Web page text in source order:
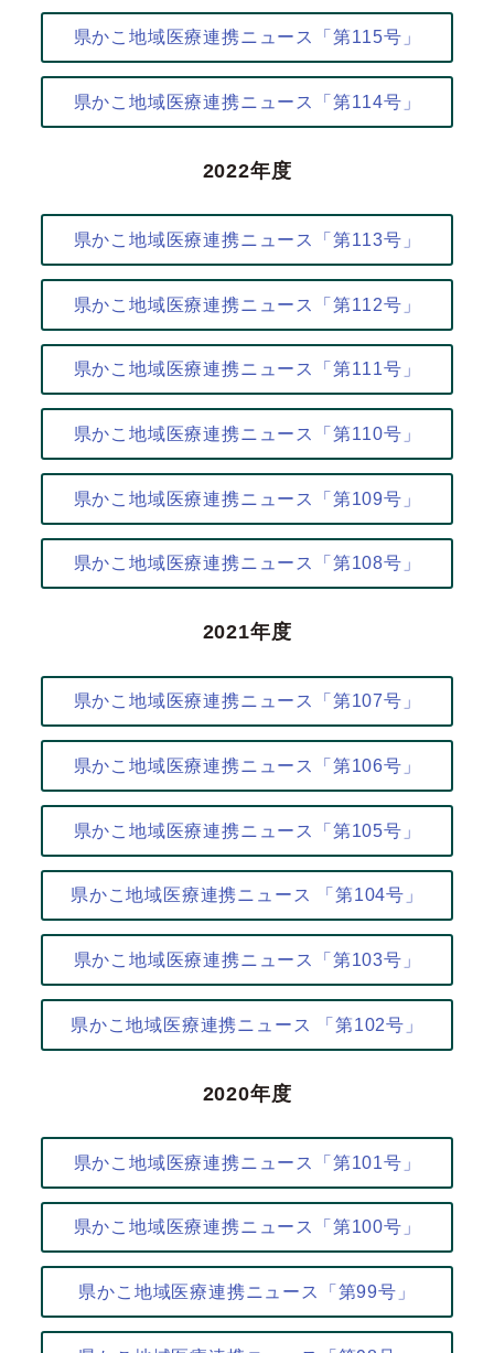
県かこ地域医療連携ニュース「第115号」
県かこ地域医療連携ニュース「第114号」
2022年度
県かこ地域医療連携ニュース「第113号」
県かこ地域医療連携ニュース「第112号」
県かこ地域医療連携ニュース「第111号」
県かこ地域医療連携ニュース「第110号」
県かこ地域医療連携ニュース「第109号」
県かこ地域医療連携ニュース「第108号」
2021年度
県かこ地域医療連携ニュース「第107号」
県かこ地域医療連携ニュース「第106号」
県かこ地域医療連携ニュース「第105号」
県かこ地域医療連携ニュース 「第104号」
県かこ地域医療連携ニュース「第103号」
県かこ地域医療連携ニュース 「第102号」
2020年度
県かこ地域医療連携ニュース「第101号」
県かこ地域医療連携ニュース「第100号」
県かこ地域医療連携ニュース「第99号」